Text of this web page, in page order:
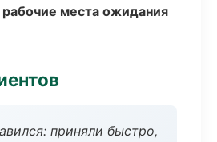
места ожидания
приняли быстро,